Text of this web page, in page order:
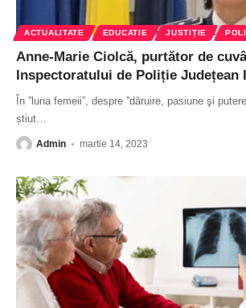
ACTUALITATE EDUCATIE JUSTIȚIE
Anne-Marie Ciolcă, purtător de
Inspectoratului de Poliție Județean
În ”luna femeii”, despre ”dăruire, pasiune şi
știut…
Admin martie 14, 2023